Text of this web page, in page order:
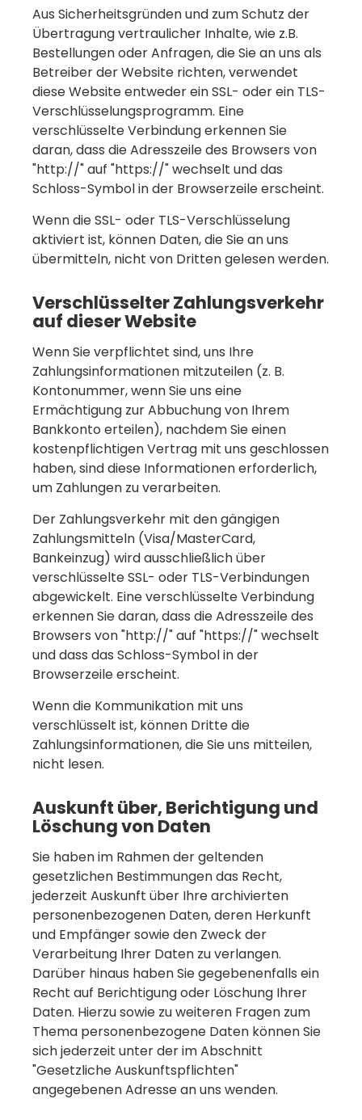
Aus Sicherheitsgründen und zum Schutz der
Übertragung vertraulicher Inhalte, wie z.B.
Bestellungen oder Anfragen, die Sie an uns als
Betreiber der Website richten, verwendet
diese Website entweder ein SSL- oder ein TLS-
Verschlüsselungsprogramm. Eine
verschlüsselte Verbindung erkennen Sie
daran, dass die Adresszeile des Browsers von
"http://" auf "https://" wechselt und das
Schloss-Symbol in der Browserzeile erscheint.
Wenn die SSL- oder TLS-Verschlüsselung
aktiviert ist, können Daten, die Sie an uns
übermitteln, nicht von Dritten gelesen werden.
Verschlüsselter Zahlungsverkehr
auf dieser Website
Wenn Sie verpflichtet sind, uns Ihre
Zahlungsinformationen mitzuteilen (z. B.
Kontonummer, wenn Sie uns eine
Ermächtigung zur Abbuchung von Ihrem
Bankkonto erteilen), nachdem Sie einen
kostenpflichtigen Vertrag mit uns geschlossen
haben, sind diese Informationen erforderlich,
um Zahlungen zu verarbeiten.
Der Zahlungsverkehr mit den gängigen
Zahlungsmitteln (Visa/MasterCard,
Bankeinzug) wird ausschließlich über
verschlüsselte SSL- oder TLS-Verbindungen
abgewickelt. Eine verschlüsselte Verbindung
erkennen Sie daran, dass die Adresszeile des
Browsers von "http://" auf "https://" wechselt
und dass das Schloss-Symbol in der
Browserzeile erscheint.
Wenn die Kommunikation mit uns
verschlüsselt ist, können Dritte die
Zahlungsinformationen, die Sie uns mitteilen,
nicht lesen.
Auskunft über, Berichtigung und
Löschung von Daten
Sie haben im Rahmen der geltenden
gesetzlichen Bestimmungen das Recht,
jederzeit Auskunft über Ihre archivierten
personenbezogenen Daten, deren Herkunft
und Empfänger sowie den Zweck der
Verarbeitung Ihrer Daten zu verlangen.
Darüber hinaus haben Sie gegebenenfalls ein
Recht auf Berichtigung oder Löschung Ihrer
Daten. Hierzu sowie zu weiteren Fragen zum
Thema personenbezogene Daten können Sie
sich jederzeit unter der im Abschnitt
"Gesetzliche Auskunftspflichten"
angegebenen Adresse an uns wenden.